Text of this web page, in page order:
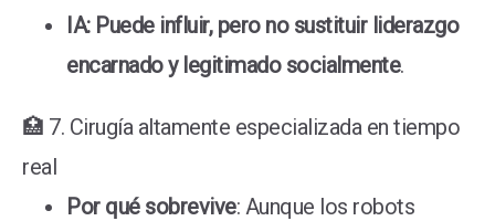
IA: Puede influir, pero no sustituir liderazgo
encarnado y legitimado socialmente.
🏥 7. Cirugía altamente especializada en tiempo
real
Por qué sobrevive: Aunque los robots